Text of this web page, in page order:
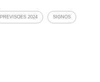
PREVISOES 2024 SIGNOS